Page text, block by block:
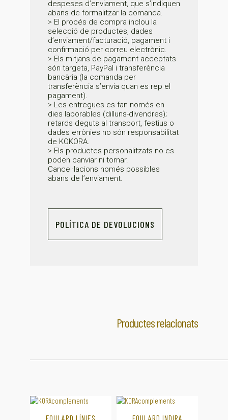
despeses d’enviament, que s’indiquen
abans de formalitzar la comanda.
> El procés de compra inclou la
selecció de productes, dades
d’enviament/facturació, pagament i
confirmació per correu electrònic.
> Els mitjans de pagament acceptats
són targeta, PayPal i transferència
bancària (la comanda per
transferència s’envia quan es rep el
pagament).
> Les entregues es fan només en
dies laborables (dilluns-divendres);
retards deguts al transport, festius o
dades errònies no són responsabilitat
de KOKORA.
> Els productes personalitzats no es
poden canviar ni tornar.
Cancel·lacions només possibles
abans de l’enviament.
POLÍTICA DE DEVOLUCIONS
Productes relacionats
FOULARD LÍNIES
FOULARD INDIRA